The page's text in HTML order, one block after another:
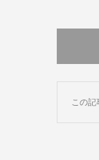
この記